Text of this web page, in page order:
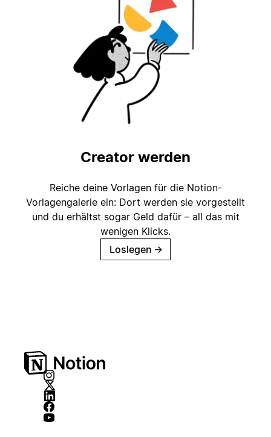
Creator werden
Reiche deine Vorlagen für die Notion-
Vorlagengalerie ein: Dort werden sie vorgestellt
und du erhältst sogar Geld dafür – all das mit
wenigen Klicks.
Loslegen →